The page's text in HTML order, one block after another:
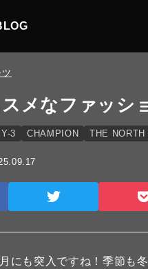
メなファッシ
Y-3 CHAMPION THE NORTH
にも突入ですね！季節も